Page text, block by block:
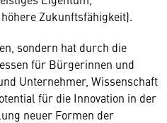
Zukunftsfähigkeit).
sondern hat durch die
für Bürgerinnen und
Unternehmer, Wissenschaft
für die Innovation in der
neuer Formen der